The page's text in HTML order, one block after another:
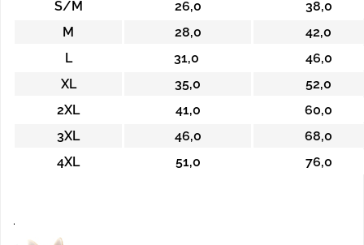
S/M
26,0
38,0
M
28,0
42,0
L
31,0
46,0
XL
35,0
52,0
2XL
41,0
60,0
3XL
46,0
68,0
4XL
51,0 76,0
.